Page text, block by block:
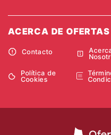
ACERCA DE
Contacto
Política de
Cookies